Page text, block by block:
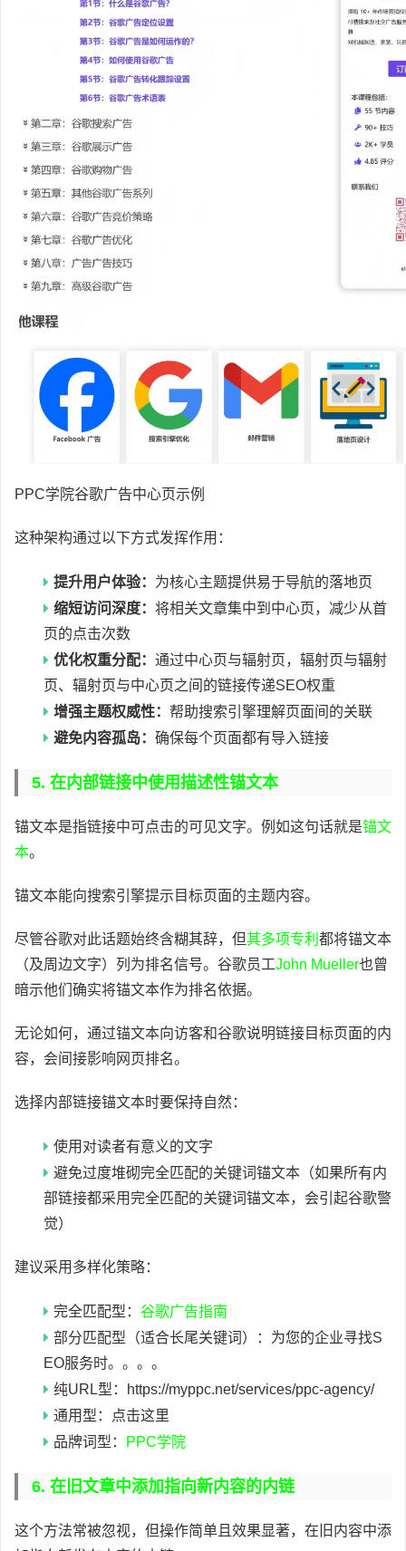
PPC学院谷歌广告中心页示例
这种架构通过以下方式发挥作用：
提升用户体验： 为核心主题提供易于导航的落地页
缩短访问深度： 将相关文章集中到中心页，减少从首
页的点击次数
优化权重分配： 通过中心页与辐射页，辐射页与辐射
页、辐射页与中心页之间的链接传递SEO权重
增强主题权威性： 帮助搜索引擎理解页面间的关联
避免内容孤岛： 确保每个页面都有导入链接
5. 在内部链接中使用描述性锚文本
锚文本是指链接中可点击的可见文字。例如这句话就是锚文
本。
锚文本能向搜索引擎提示目标页面的主题内容。
尽管谷歌对此话题始终含糊其辞，但其多项专利 都将锚文本
（及周边文字）列为排名信号。谷歌员工John Mueller也曾
暗示他们确实将锚文本作为排名依据。
无论如何，通过锚文本向访客和谷歌说明链接目标页面的内
容，会间接影响网页排名。
选择内部链接锚文本时要保持自然：
使用对读者有意义的文字
避免过度堆砌完全匹配的关键词锚文本（如果所有内
部链接都采用完全匹配的关键词锚文本，会引起谷歌警
觉）
建议采用多样化策略：
完全匹配型： 谷歌广告指南
部分匹配型（适合长尾关键词）：为您的企业寻找S
EO服务时。。。。
纯URL型：https://myppc.net/services/ppc-agency/
通用型：点击这里
品牌词型：
PPC学院
6. 在旧文章中添加指向新内容的内链
这个方法常被忽视，但操作简单且效果显著，在旧内容中添